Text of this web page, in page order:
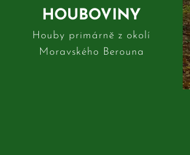
HOUBOVINY
Houby primárně z okolí
Moravského Berouna